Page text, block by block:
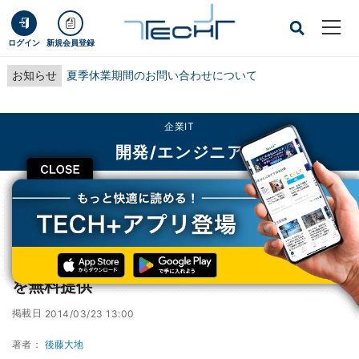
ログイン 新規会員登録
お知らせ 夏季休業期間のお問い合わせについて
CLOSE
企業IT
開発/エンジニア
TECH+ 企業IT
開発/エンジニア
IPA、「無線LAN＜危険回避＞対策のしおり」を無料提供
IPA、「無線LAN＜危険回避＞対策のしおり」
を無料提供
掲載日 2014/03/23 13:00
著者： 後藤大地